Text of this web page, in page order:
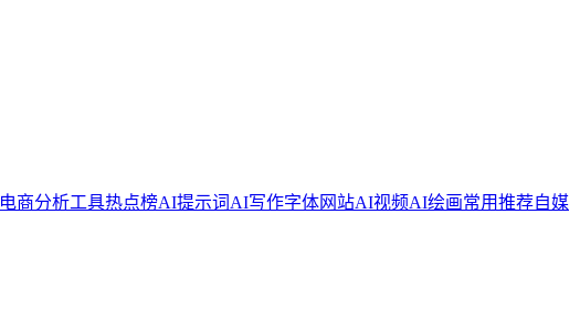
电商分析工具热点榜AI提示词 AI写作字体网站AI视频AI绘画常用推荐自媒